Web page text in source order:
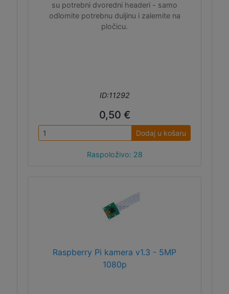
su potrebni dvoredni headeri - samo
odlomite potrebnu duljinu i zalemite na
pločicu.
ID:11292
0,50 €
Dodaj u košaru
Raspoloživo: 28
Raspberry Pi kamera v1.3 - 5MP
1080p